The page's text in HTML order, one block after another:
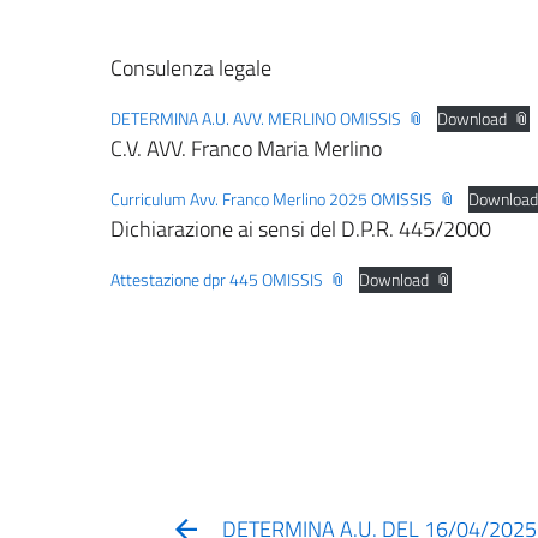
Consulenza legale
DETERMINA A.U. AVV. MERLINO OMISSIS Download
C.V. AVV. Franco Maria Merlino
Curriculum Avv. Franco Merlino 2025 OMISSIS Download
Dichiarazione ai sensi del D.P.R. 445/2000
Attestazione dpr 445 OMISSIS Download
DETERMINA A.U. DEL 16/04/2025